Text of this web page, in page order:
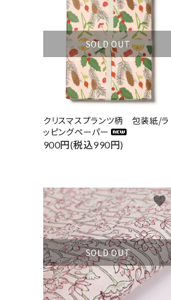
SOLD OUT
クリスマスプランツ柄 包装紙/ラ
ッピングペーパー
900円(税込990円)
SOLD OUT
favorite